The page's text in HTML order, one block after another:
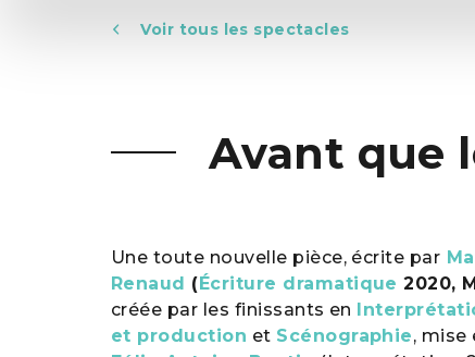
Voir tous les spectacles
Avant que
Une toute nouvelle pièce, écrite par
Renaud (Écriture dramatique 2020,
créée par les finissants en
et production et Scénographie, mise